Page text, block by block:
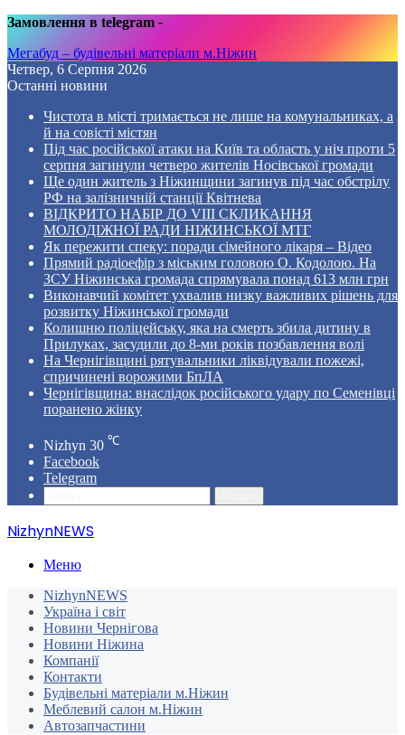
Замовлення в telegram -
Мегабуд – будівельні матеріали м.Ніжин
Четвер, 6 Серпня 2026
Останні новини
Чистота в місті тримається не лише на комунальниках, а
й на совісті містян
Під час російської атаки на Київ та область у ніч проти 5
серпня загинули четверо жителів Носівської громади
Ще один житель з Ніжинщини загинув під час обстрілу
РФ на залізничній станції Квітнева
ВІДКРИТО НАБІР ДО VIII СКЛИКАННЯ
МОЛОДІЖНОЇ РАДИ НІЖИНСЬКОЇ МТГ
Як пережити спеку: поради сімейного лікаря – Відео
Прямий радіоефір з міським головою О. Кодолою. На
ЗСУ Ніжинська громада спрямувала понад 613 млн грн
Виконавчий комітет ухвалив низку важливих рішень для
розвитку Ніжинської громади
Колишню поліцейську, яка на смерть збила дитину в
Прилуках, засудили до 8-ми років позбавлення волі
На Чернігівщині рятувальники ліквідували пожежі,
спричинені ворожими БпЛА
Чернігівщина: внаслідок російського удару по Семенівці
поранено жінку
Nizhyn 30 ℃
Facebook
Telegram
NizhynNEWS
Меню
NizhynNEWS
Україна і світ
Новини Чернігова
Новини Ніжина
Компанії
Контакти
Будівельні матеріали м.Ніжин
Меблевий салон м.Ніжин
Автозапчастини